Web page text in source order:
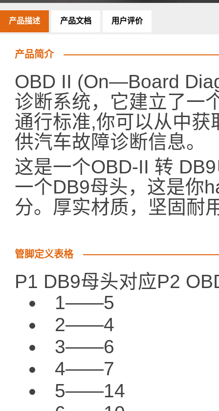
产品描述 产品文档 用户评价
产品简介
OBD II (On—Board
诊断系统，它建立了一
通行标准,你可以从中
供汽车故障诊断信息。
这是一个OBD-II 转
一个DB9母头，这是你
分。厚实材质，坚固耐
管脚定义表格
P1 DB9母头对应P2
1——5
2——4
3——6
4——7
5——14